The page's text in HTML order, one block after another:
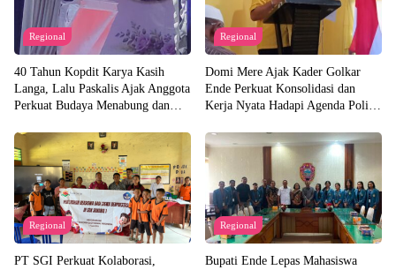
Regional
40 Tahun Kopdit Karya Kasih
Langa, Lalu Paskalis Ajak Anggota
Perkuat Budaya Menabung dan
Regional
Domi Mere Ajak Kader Golkar
Ende Perkuat Konsolidasi dan
Kerja Nyata Hadapi Agenda Politik
Regional
PT SGI Perkuat Kolaborasi,
Regional
Bupati Ende Lepas Mahasiswa